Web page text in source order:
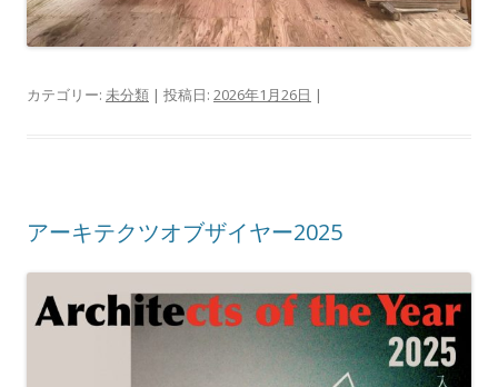
カテゴリー: 未分類 | 投稿日: 2026年1月26日 |
アーキテクツオブザイヤー2025